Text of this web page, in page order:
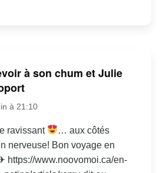
à son chum et Julie
à 21:10
ravissant
… aux côtés
nerveuse! Bon voyage en
https://www.noovomoi.ca/en-